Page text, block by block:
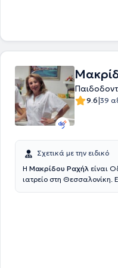
9.6|39
Σχετικά με την ειδικό
Η Μακρίδου Ραχήλ είναι
ιατρείο στη Θεσσαλονίκη.